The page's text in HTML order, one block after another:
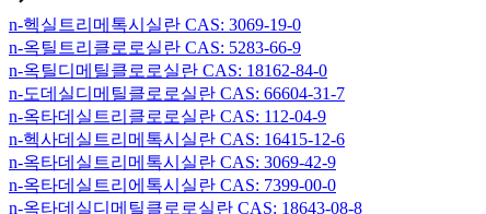
n-헥실트리메톡시실란 CAS: 3069-19-0
n-옥틸트리클로로실란 CAS: 5283-66-9
n-옥틸디메틸클로로실란 CAS: 18162-84-0
n-도데실디메틸클로로실란 CAS: 66604-31-7
n-옥타데실트리클로로실란 CAS: 112-04-9
n-헥사데실트리메톡시실란 CAS: 16415-12-6
n-옥타데실트리메톡시실란 CAS: 3069-42-9
n-옥타데실트리에톡시실란 CAS: 7399-00-0
n-옥타데실디메틸클로로실란 CAS: 18643-08-8